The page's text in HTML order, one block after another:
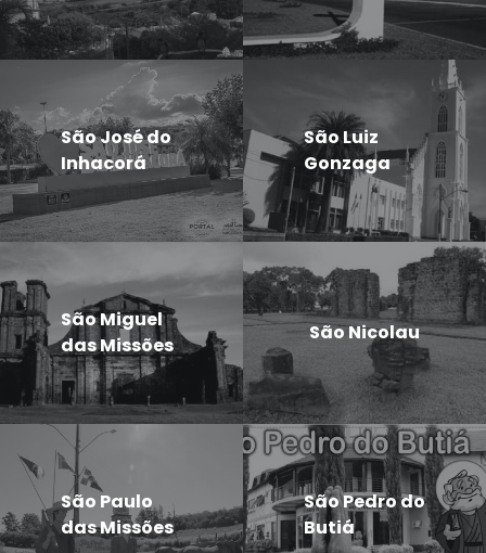
São José do
Inhacorá
São Luiz
Gonzaga
São Miguel
das Missões
São Nicolau
São Paulo
das Missões
São Pedro do
Butiá